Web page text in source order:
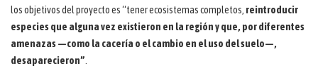
los objetivos del proyecto es “tener ecosistemas completos, reintroducir
especies que alguna vez existieron en la región y que, por diferentes
amenazas —como la cacería o el cambio en el uso del suelo—,
desaparecieron”